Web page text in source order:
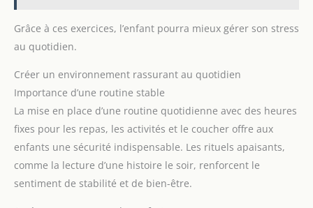
Grâce à ces exercices, l’enfant pourra mieux gérer son stress
au quotidien.
Créer un environnement rassurant au quotidien
Importance d’une routine stable
La mise en place d’une routine quotidienne avec des heures
fixes pour les repas, les activités et le coucher offre aux
enfants une sécurité indispensable. Les rituels apaisants,
comme la lecture d’une histoire le soir, renforcent le
sentiment de stabilité et de bien-être.